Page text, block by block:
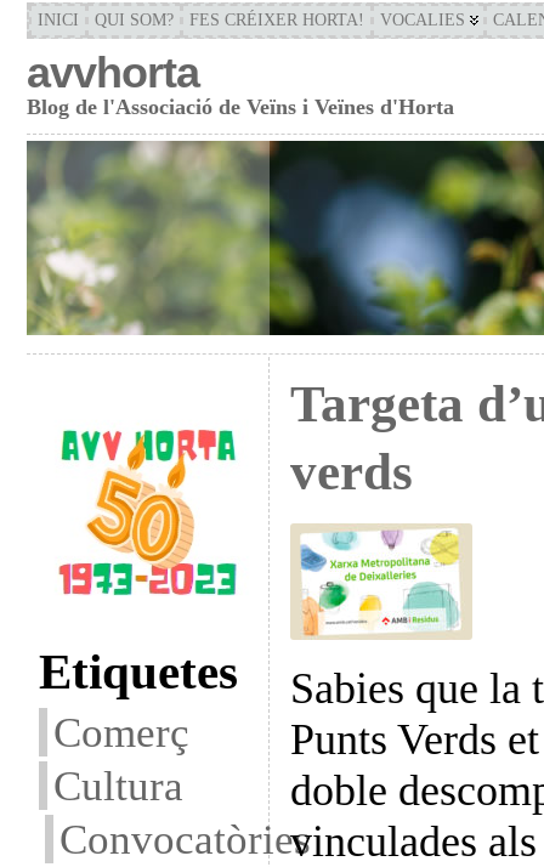
INICI QUI SOM? FES CRÉIXER HORTA! VOCALIES
avvhorta
Blog de l'Associació de Veïns i Veïnes d'Horta
Etiquetes
Comerç
Cultura
Convocatòries
Targeta
verds
Sabies que la
Punts Verds
doble
vinculades